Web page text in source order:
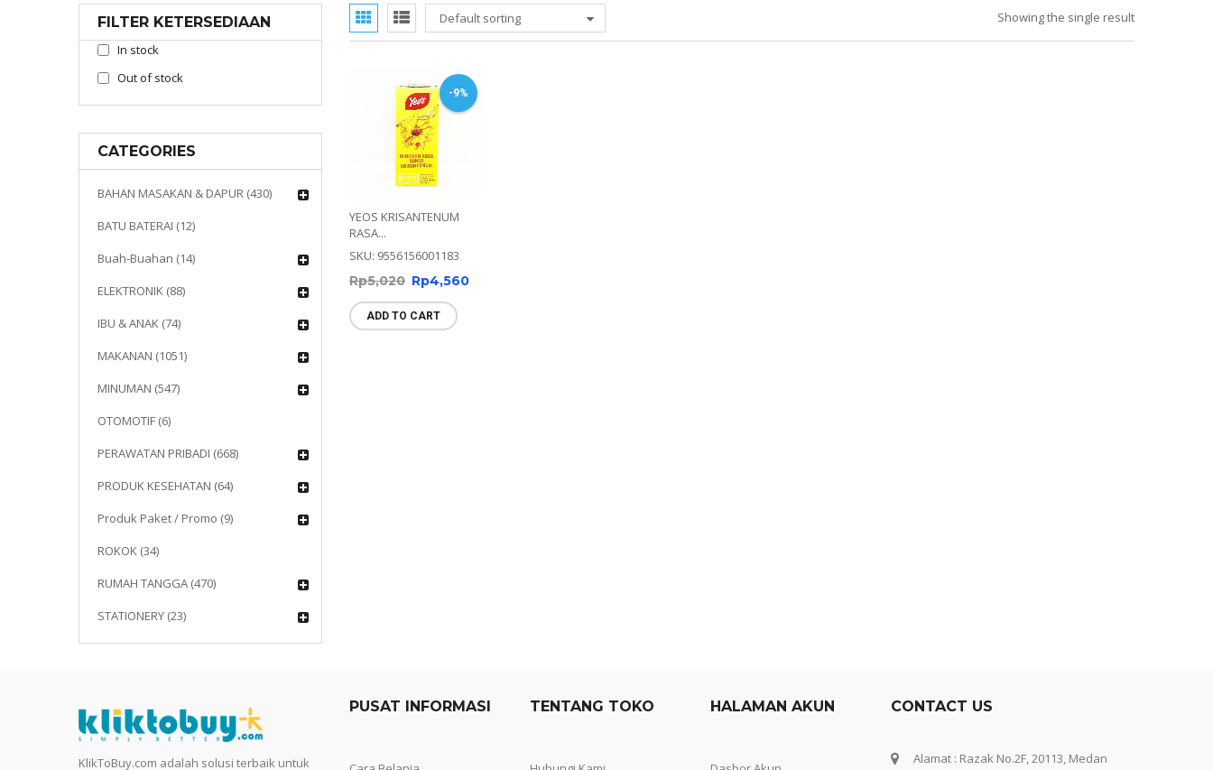
FILTER KETERSEDIAAN
In stock
Out of stock
CATEGORIES
BAHAN MASAKAN & DAPUR (430)
BATU BATERAI (12)
Buah-Buahan (14)
ELEKTRONIK (88)
IBU & ANAK (74)
MAKANAN (1051)
MINUMAN (547)
OTOMOTIF (6)
PERAWATAN PRIBADI (668)
PRODUK KESEHATAN (64)
Produk Paket / Promo (9)
ROKOK (34)
RUMAH TANGGA (470)
STATIONERY (23)
Default sorting Showing the single result
-9%
YEOS KRISANTENUM
RASA...
SKU: 9556156001183
Rp5,020 Rp4,560
ADD TO CART
KlikToBuy.com adalah solusi terbaik untuk
PUSAT INFORMASI TENTANG TOKO HALAMAN AKUN CONTACT US
Alamat : Razak No.2F, 20113, Medan